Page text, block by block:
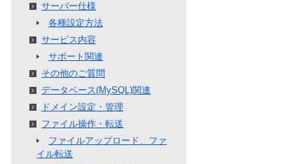
サーバー仕様
各種設定方法
サービス内容
サポート関連
その他のご質問
データベース(MySQL)関連
ドメイン設定・管理
ファイル操作・転送
ファイルアップロード、ファ
イル転送